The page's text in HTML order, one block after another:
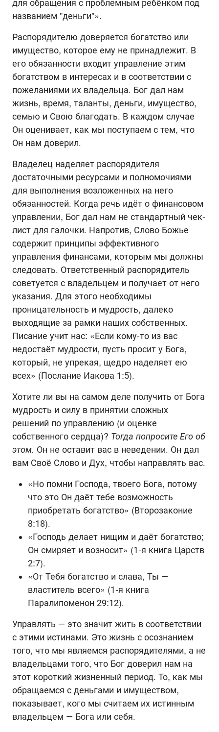
для обращения с проблемным ребёнком под
названием "деньги"».
Распорядителю доверяется богатство или
имущество, которое ему не принадлежит. В
его обязанности входит управление этим
богатством в интересах и в соответствии с
пожеланиями их владельца. Бог дал нам
жизнь, время, таланты, деньги, имущество,
семью и Свою благодать. В каждом случае
Он оценивает, как мы поступаем с тем, что
Он нам доверил.
Владелец наделяет распорядителя
достаточными ресурсами и полномочиями
для выполнения возложенных на него
обязанностей. Когда речь идёт о финансовом
управлении, Бог дал нам не стандартный чек-
лист для галочки. Напротив, Слово Божье
содержит принципы эффективного
управления финансами, которым мы должны
следовать. Ответственный распорядитель
советуется с владельцем и получает от него
указания. Для этого необходимы
проницательность и мудрость, далеко
выходящие за рамки наших собственных.
Писание учит нас: «Если кому-то из вас
недостаёт мудрости, пусть просит у Бога,
который, не упрекая, щедро наделяет ею
всех» (Послание Иакова 1:5).
Хотите ли вы на самом деле получить от Бога
мудрость и силу в принятии сложных
решений по управлению (и оценке
собственного сердца)? Тогда попросите Его об
этом. Он не оставит вас в неведении. Он дал
вам Своё Слово и Дух, чтобы направлять вас.
«Но помни Господа, твоего Бога, потому
что это Он даёт тебе возможность
приобретать богатство» (Второзаконие
8:18).
«Господь делает нищим и даёт богатство;
Он смиряет и возносит» (1-я книга Царств
2:7).
«От Тебя богатство и слава, Ты —
властитель всего» (1-я книга
Паралипоменон 29:12).
Управлять — это значит жить в соответствии
с этими истинами. Это жизнь с осознанием
того, что мы являемся распорядителями, а не
владельцами того, что Бог доверил нам на
этот короткий жизненный период. То, как мы
обращаемся с деньгами и имуществом,
показывает, кого мы считаем их истинным
владельцем — Бога или себя.